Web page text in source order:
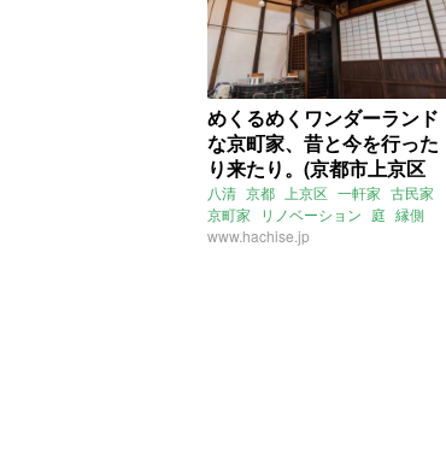
めくるめくワンダーランド
な京町家、昔と今を行った
り来たり。(京都市上京区
132㎡の賃貸物件)
八清 京都 上京区 一軒家 古民家
京町家
リノベーション 庭 縁側
土間 おくどさん
www.hachise.jp